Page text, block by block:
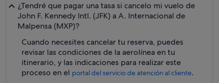
¿Tendré que pagar una tasa si cancelo mi vuelo de
John F. Kennedy Intl. (JFK) a A. Internacional de
Malpensa (MXP)?
Cuando necesites cancelar tu reserva, puedes
revisar las condiciones de la aerolínea en tu
itinerario, y las indicaciones para realizar este
proceso en el portal del servicio de atención al cliente.